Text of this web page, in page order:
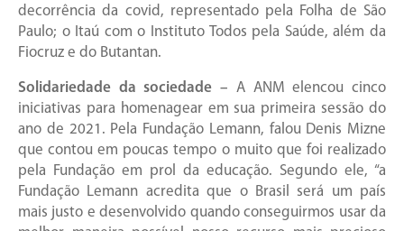
decorrência da covid, representado pela Folha de São
Paulo; o Itaú com o Instituto Todos pela Saúde, além da
Fiocruz e do Butantan.
Solidariedade da sociedade – A ANM elencou cinco
iniciativas para homenagear em sua primeira sessão do
ano de 2021. Pela Fundação Lemann, falou Denis Mizne
que contou em poucas tempo o muito que foi realizado
pela Fundação em prol da educação. Segundo ele, “a
Fundação Lemann acredita que o Brasil será um país
mais justo e desenvolvido quando conseguirmos usar da